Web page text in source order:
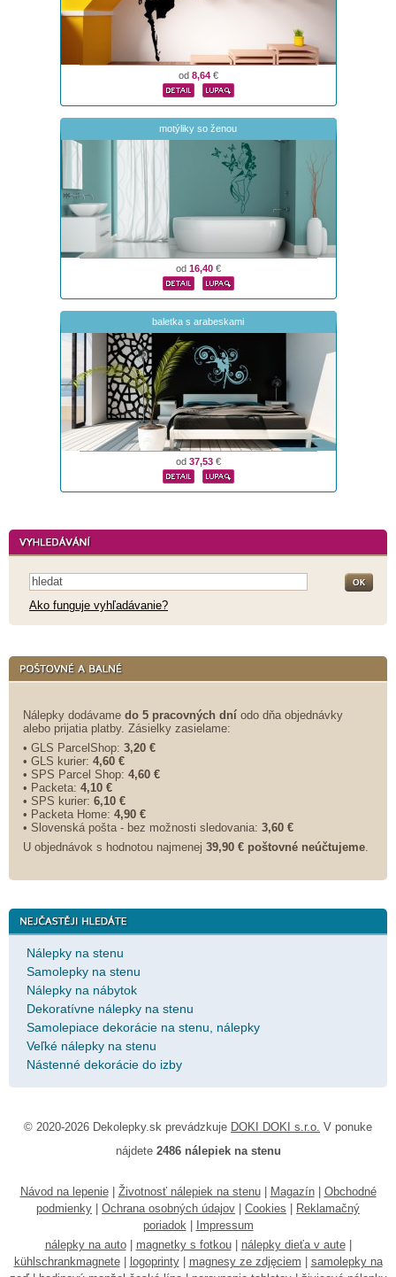
od 8,64€
motýliky so ženou
od 16,40€
baletka s arabeskami
od 37,53€
Ako funguje vyhľadávanie?
Nálepky dodávame do 5 pracovných dní odo dňa objednávky
alebo prijatia platby. Zásielky zasielame:
• GLS ParcelShop: 3,20 €
• GLS kurier: 4,60 €
• SPS Parcel Shop: 4,60 €
• Packeta: 4,10 €
• SPS kurier: 6,10 €
• Packeta Home: 4,90 €
• Slovenská pošta - bez možnosti sledovania: 3,60 €
U objednávok s hodnotou najmenej 39,90 € poštovné neúčtujeme
Nálepky na stenu
Samolepky na stenu
Nálepky na nábytok
Dekoratívne nálepky na stenu
Samolepiace dekorácie na stenu, nálepky
Veľké nálepky na stenu
Nástenné dekorácie do izby
© 2020-2026 Dekolepky.sk prevádzkuje DOKI DOKI s.r.o. V ponuke
nájdete 2486 nálepiek na stenu
Návod na lepenie| Životnosť nálepiek na stenu| Magazín| Obchodné
podmienky
Ochrana osobných údajov Cookies
Reklamačný
poriadok|
Impressum
nálepky na auto| magnetky s fotkou| nálepky dieťa v aute|
kühlschrankmagnete| logoprinty| magnesy ze zdjęciem
samolepky na